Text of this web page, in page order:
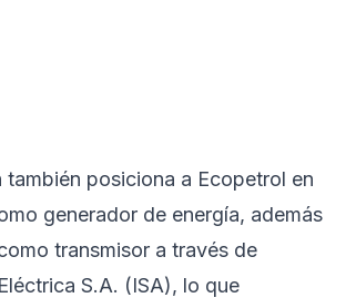
también posiciona a Ecopetrol en
generador de energía, además
transmisor a través de
S.A. (ISA), lo que